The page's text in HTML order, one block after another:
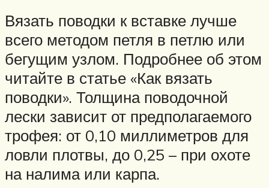
Вязать поводки к вставке лучше
всего методом петля в петлю или
бегущим узлом. Подробнее об этом
читайте в статье «Как вязать
поводки». Толщина поводочной
лески зависит от предполагаемого
трофея: от 0,10 миллиметров для
ловли плотвы, до 0,25 – при охоте
на налима или карпа.